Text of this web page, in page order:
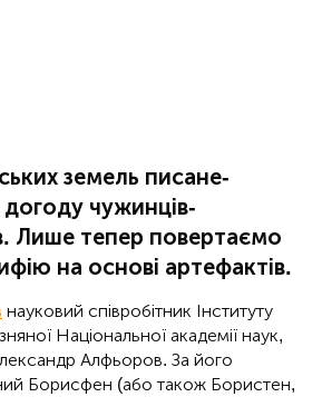
земель писане-
чужинців-
Лише тепер повертаємо
на основі артефактів.
науковий співробітник Інституту
Національної академії наук,
Алфьоров. За його
Борисфен (або також Бористен,